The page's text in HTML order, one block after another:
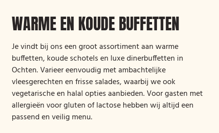
WARME EN KOUDE BUFFETTEN
Je vindt bij ons een groot assortiment aan warme
buffetten, koude schotels en luxe dinerbuffetten in
Ochten. Varieer eenvoudig met ambachtelijke
vleesgerechten en frisse salades, waarbij we ook
vegetarische en halal opties aanbieden. Voor gasten met
allergieën voor gluten of lactose hebben wij altijd een
passend en veilig menu.